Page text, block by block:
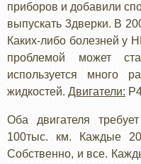
приборов и добавили
выпускать 3дверки. В
Каких-либо болезней у
проблемой может
используется много
жидкостей. Двигатели:
Оба двигателя
100тыс. км. Каждые
Собственно, и все.